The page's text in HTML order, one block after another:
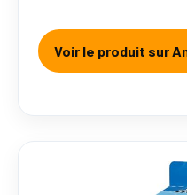
Voir le produit sur